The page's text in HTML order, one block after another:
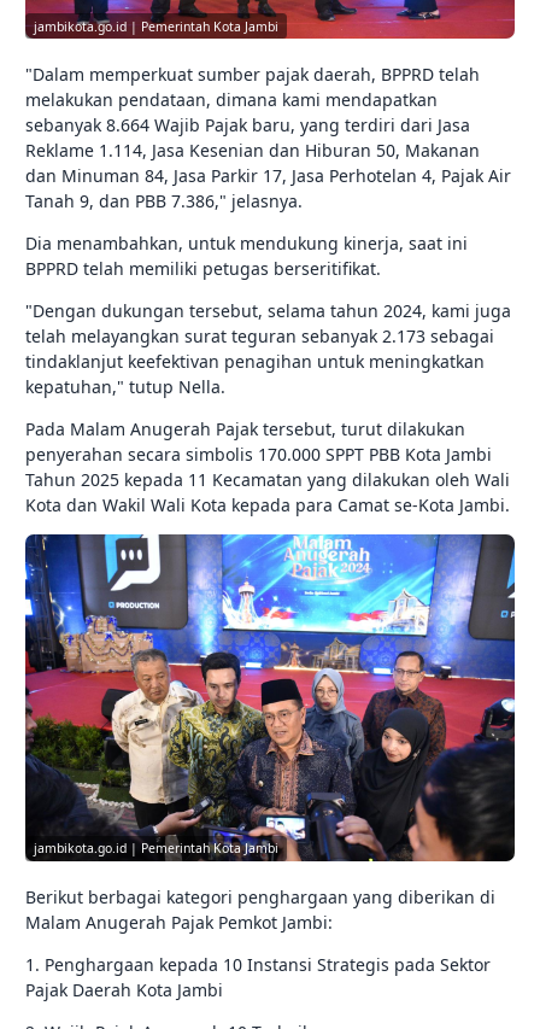
jambikota.go.id | Pemerintah Kota Jambi
"Dalam memperkuat sumber pajak daerah, BPPRD telah
melakukan pendataan, dimana kami mendapatkan
sebanyak 8.664 Wajib Pajak baru, yang terdiri dari Jasa
Reklame 1.114, Jasa Kesenian dan Hiburan 50, Makanan
dan Minuman 84, Jasa Parkir 17, Jasa Perhotelan 4, Pajak Air
Tanah 9, dan PBB 7.386," jelasnya.
Dia menambahkan, untuk mendukung kinerja, saat ini
BPPRD telah memiliki petugas berseritifikat.
"Dengan dukungan tersebut, selama tahun 2024, kami juga
telah melayangkan surat teguran sebanyak 2.173 sebagai
tindaklanjut keefektivan penagihan untuk meningkatkan
kepatuhan," tutup Nella.
Pada Malam Anugerah Pajak tersebut, turut dilakukan
penyerahan secara simbolis 170.000 SPPT PBB Kota Jambi
Tahun 2025 kepada 11 Kecamatan yang dilakukan oleh Wali
Kota dan Wakil Wali Kota kepada para Camat se-Kota Jambi.
jambikota.go.id | Pemerintah Kota Jambi
Berikut berbagai kategori penghargaan yang diberikan di
Malam Anugerah Pajak Pemkot Jambi:
1. Penghargaan kepada 10 Instansi Strategis pada Sektor
Pajak Daerah Kota Jambi